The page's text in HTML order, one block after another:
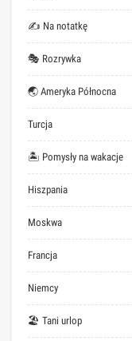
✍ Na notatkę
🎭 Rozrywka
🌏 Ameryka Północna
Turcja
🏝 Pomysły na wakacje
Hiszpania
Moskwa
Francja
Niemcy
🏖 Tani urlop